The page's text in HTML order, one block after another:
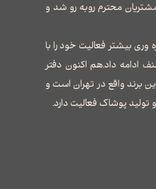
محترم روبه رو شد و
بیشتر فعالیت خود را با
ادامه داد.هم اکنون دفتر
برند واقع در تهران است و
پوشاک فعالیت دارد.